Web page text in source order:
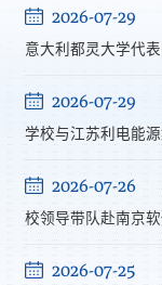
2026-07-29
意大利都灵大学代
2026-07-29
学校与江苏利电能
2026-07-26
校领导带队赴南京
2026-07-25